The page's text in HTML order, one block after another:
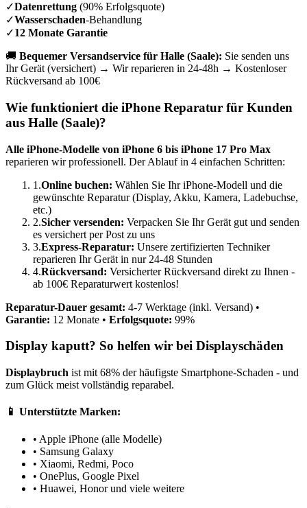
✓Datenrettung (90% Erfolgsquote)
✓Wasserschaden-Behandlung
✓12 Monate Garantie
🚚 Bequemer Versandservice für Halle (Saale): Sie senden uns
Ihr Gerät (versichert) → Wir reparieren in 24-48h → Kostenloser
Rückversand ab 100€
Wie funktioniert die iPhone Reparatur für Kunden
aus Halle (Saale)?
Alle iPhone-Modelle von iPhone 6 bis iPhone 17 Pro Max
reparieren wir professionell. Der Ablauf in 4 einfachen Schritten:
1.Online buchen: Wählen Sie Ihr iPhone-Modell und die
gewünschte Reparatur (Display, Akku, Kamera, Ladebuchse,
etc.)
2.Sicher versenden: Verpacken Sie Ihr Gerät gut und senden
es versichert per Post zu uns
3.Express-Reparatur: Unsere zertifizierten Techniker
reparieren Ihr Gerät in nur 24-48 Stunden
4.Rückversand: Versicherter Rückversand direkt zu Ihnen -
ab 100€ Reparaturwert kostenlos!
Reparatur-Dauer gesamt: 4-7 Werktage (inkl. Versand) •
Garantie: 12 Monate • Erfolgsquote: 99%
Display kaputt? So helfen wir bei Displayschäden
Displaybruch ist mit 68% der häufigste Smartphone-Schaden - und
zum Glück meist vollständig reparabel.
📱 Unterstützte Marken:
• Apple iPhone (alle Modelle)
• Samsung Galaxy
• Xiaomi, Redmi, Poco
• OnePlus, Google Pixel
• Huawei, Honor und viele weitere